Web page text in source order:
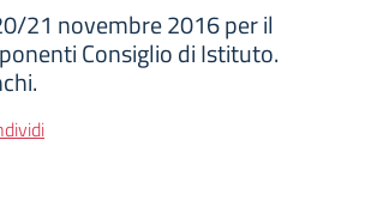
21 novembre 2016 per il
Consiglio di Istituto.